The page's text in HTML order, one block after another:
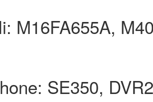
M16FA655A,
SE350,